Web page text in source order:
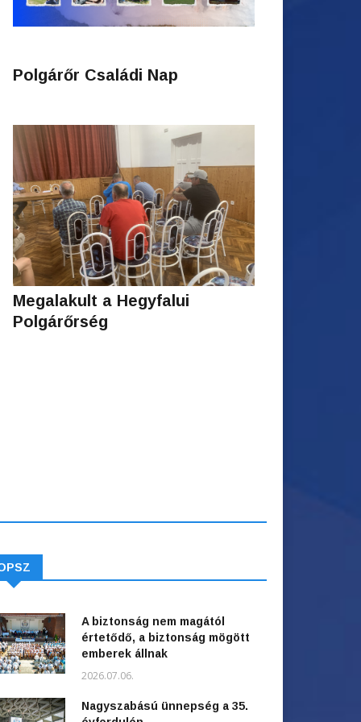
Polgárőr Családi Nap
Megalakult a Hegyfalui
Polgárőrség
A biztonság nem magától
értetődő, a biztonság mögött
emberek állnak
2026.07.06.
Nagyszabású ünnepség a 35.